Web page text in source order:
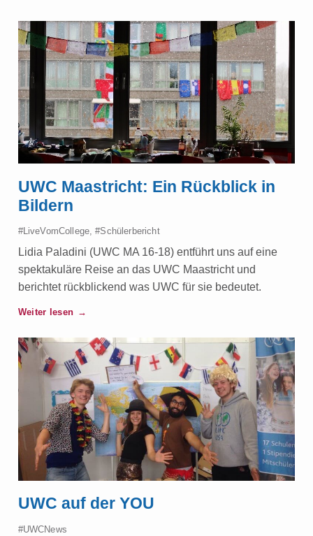
UWC Maastricht: Ein Rückblick in
Bildern
#LiveVomCollege,#Schülerbericht
Lidia Paladini (UWC MA 16-18) entführt uns auf eine
spektakuläre Reise an das UWC Maastricht und
berichtet rückblickend was UWC für sie bedeutet.
Weiter lesen
UWC auf der YOU
#UWCNews